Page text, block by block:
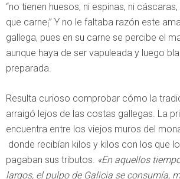
“no tienen huesos, ni espinas, ni
que carne¡” Y no le faltaba razón este
gallega, pues en su carne se percibe el
aunque haya de ser vapuleada y luego
preparada.
Resulta curioso comprobar cómo la
arraigó lejos de las costas gallegas. La
encuentra entre los viejos muros del
donde recibían kilos y kilos con los que
pagaban sus tributos. «En aquellos
largos, el pulpo de Galicia se consumía,